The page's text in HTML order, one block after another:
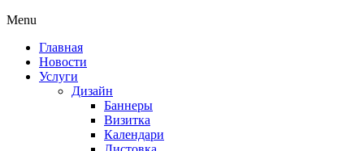
Menu
Главная
Новости
Услуги
Дизайн
Баннеры
Визитка
Календари